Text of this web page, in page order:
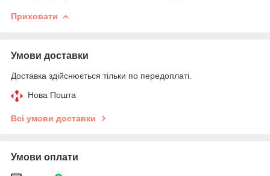
Приховати
Умови доставки
Доставка здійснюється тільки по передоплаті.
Нова Пошта
Всі умови доставки
Умови оплати